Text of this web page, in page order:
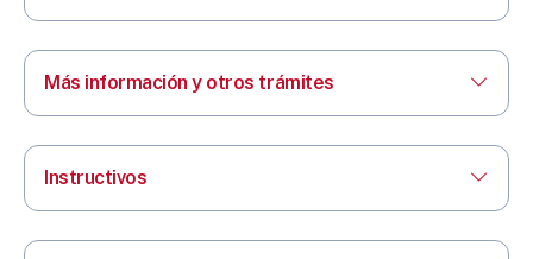
Más información y otros trámites
Instructivos